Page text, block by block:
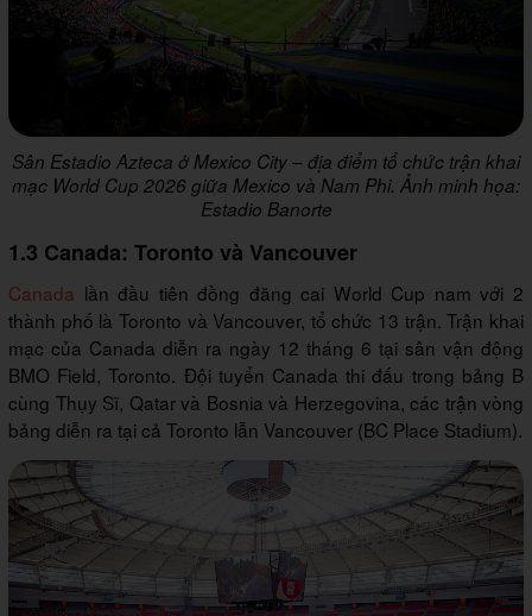
Sân Estadio Azteca ở Mexico City – địa điểm tổ chức trận khai
mạc World Cup 2026 giữa Mexico và Nam Phi. Ảnh minh họa:
Estadio Banorte
1.3 Canada: Toronto và Vancouver
Canada lần đầu tiên đồng đăng cai World Cup nam với 2
thành phố là Toronto và Vancouver, tổ chức 13 trận. Trận khai
mạc của Canada diễn ra ngày 12 tháng 6 tại sân vận động
BMO Field, Toronto. Đội tuyển Canada thi đấu trong bảng B
cùng Thụy Sĩ, Qatar và Bosnia và Herzegovina, các trận vòng
bảng diễn ra tại cả Toronto lẫn Vancouver (BC Place Stadium).